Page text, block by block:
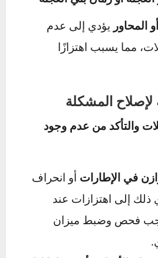
عند الضغط على دواسة
السيارة أثناء
الفرامل (الهوبات)
تتعرض أقراص الفرامل
والضغط المتكرر،